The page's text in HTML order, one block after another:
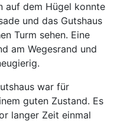
auf dem Hügel konnte
und das Gutshaus
Turm sehen. Eine
am Wegesrand und
war für
guten Zustand. Es
langer Zeit einmal